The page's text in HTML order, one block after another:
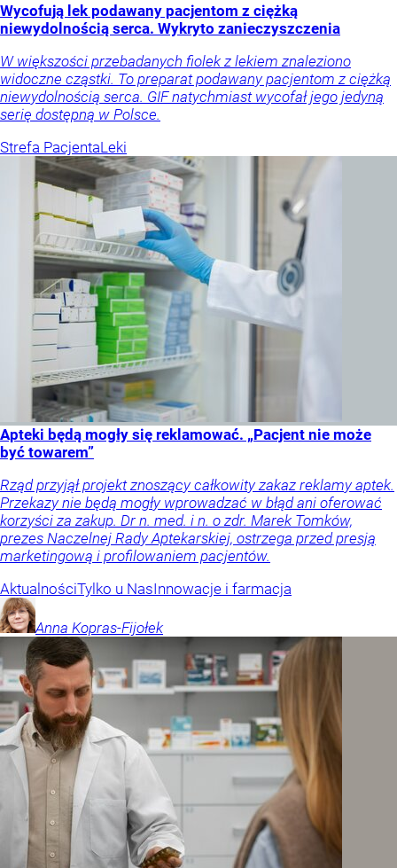
Wycofują lek podawany pacjentom z ciężką
niewydolnością serca. Wykryto zanieczyszczenia
W większości przebadanych fiolek z lekiem znaleziono
widoczne cząstki. To preparat podawany pacjentom z ciężką
niewydolnością serca. GIF natychmiast wycofał jego jedyną
serię dostępną w Polsce.
Strefa PacjentaLeki
Apteki będą mogły się reklamować. „Pacjent nie może
być towarem”
Rząd przyjął projekt znoszący całkowity zakaz reklamy aptek.
Przekazy nie będą mogły wprowadzać w błąd ani oferować
korzyści za zakup. Dr n. med. i n. o zdr. Marek Tomków,
prezes Naczelnej Rady Aptekarskiej, ostrzega przed presją
marketingową i profilowaniem pacjentów.
AktualnościTylko u NasInnowacje i farmacja
Anna Kopras-Fijołek